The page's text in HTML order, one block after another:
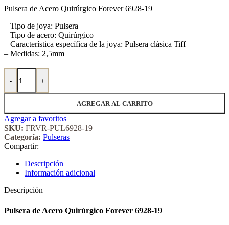
Pulsera de Acero Quirúrgico Forever 6928-19
– Tipo de joya: Pulsera
– Tipo de acero: Quirúrgico
– Característica específica de la joya: Pulsera clásica Tiff
– Medidas: 2,5mm
-
Pulsera de Acero Quirúrgico Forever 6928-19 cantidad
+
AGREGAR AL CARRITO
Agregar a favoritos
SKU: FRVR-PUL6928-19
Categoría: Pulseras
Compartir:
Descripción
Información adicional
Descripción
Pulsera de Acero Quirúrgico Forever 6928-19